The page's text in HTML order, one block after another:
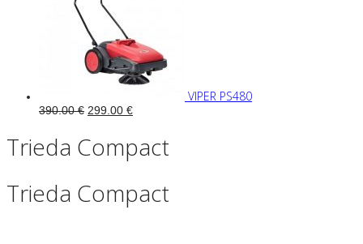
VIPER PS480
390.00€ 299.00 €
Trieda Compact
Trieda Compact